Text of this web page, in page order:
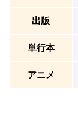
出版
単行本
アニメ